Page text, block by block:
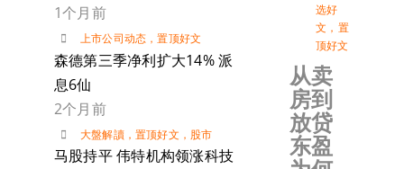
1个月前
上市公司动态 ，置顶好文
森德第三季净利扩大14% 派
息6仙
2个月前
大盤解讀， 置顶好文 ， 股市
马股持平 伟特机构领涨科技
选好
文 ， 置
顶好文
从卖
房到
放贷
东盈